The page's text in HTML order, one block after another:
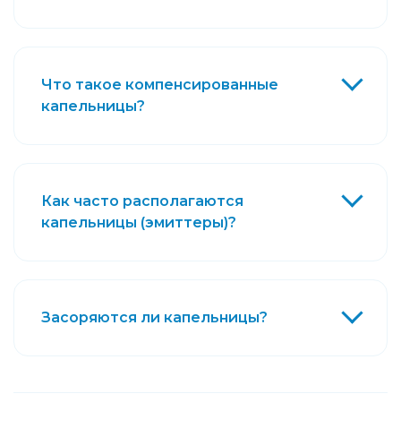
Что такое компенсированные
капельницы?
Как часто располагаются
капельницы (эмиттеры)?
Засоряются ли капельницы?